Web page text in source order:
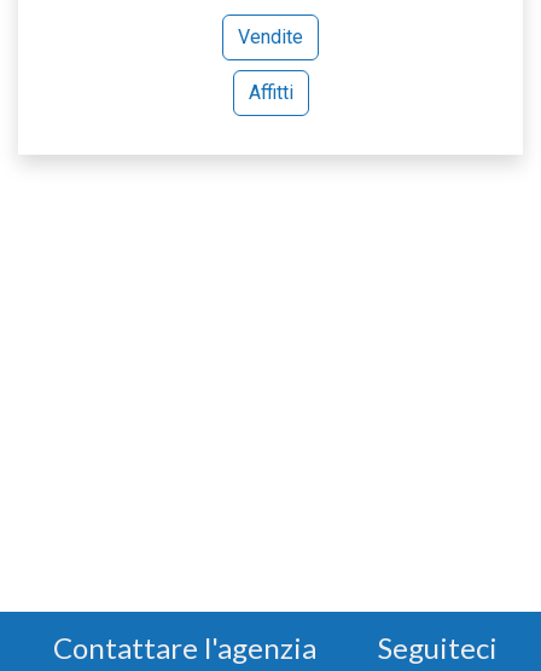
Vendite
Affitti
Contattare l'agenzia Seguiteci